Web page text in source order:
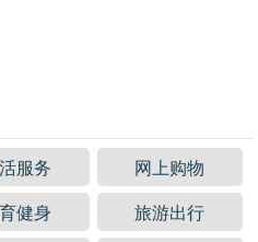
服务
网上购物
健身
旅游出行